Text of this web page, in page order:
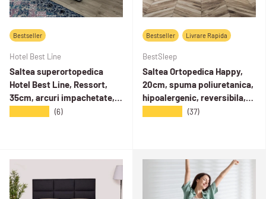
Bestseller
Hotel Best Line
Saltea superortopedica
Hotel Best Line, Ressort,
35cm, arcuri impachetate,
spuma memory, fermitate
(6)
Bestseller Livrare Rapida
BestSleep
Saltea Ortopedica Happy,
20cm, spuma poliuretanica,
hipoalergenic, reversibila,
(37)